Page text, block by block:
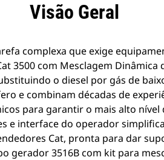
Visão Geral
complexa que exige
3500 com Mesclagem Dinâmica
o diesel por gás de
e combinam décadas de
para garantir o mais alto
e interface do operador
Cat, pronta para dar
gerador 3516B com kit para